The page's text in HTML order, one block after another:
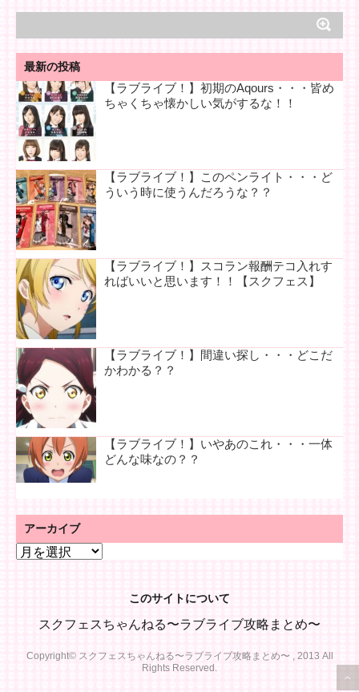
最新の投稿
【ラブライブ！】初期のAqours・・・皆め
ちゃくちゃ懐かしい気がするな！！
【ラブライブ！】このペンライト・・・ど
ういう時に使うんだろうな？？
【ラブライブ！】スコラン報酬テコ入れす
ればいいと思います！！【スクフェス】
【ラブライブ！】間違い探し・・・どこだ
かわかる？？
【ラブライブ！】いやあのこれ・・・一体
どんな味なの？？
アーカイブ
ア
このサイトについて
スクフェスちゃんねる〜ラブライブ攻略まとめ〜
Copyright© スクフェスちゃんねる〜ラブライブ攻略まとめ〜 , 2013 All
Rights Reserved.